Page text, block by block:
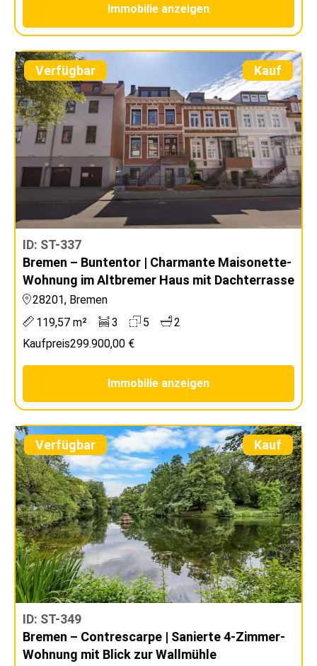
Immobilie anzeigen
Verfügbar Kauf
ID: ST-337
Bremen – Buntentor | Charmante Maisonette-
Wohnung im Altbremer Haus mit Dachterrasse
28201, Bremen
119,57 m²
3 5
2
Kaufpreis299.900,00 €
Immobilie anzeigen
Verfügbar Kauf
ID: ST-349
Bremen – Contrescarpe | Sanierte 4-Zimmer-
Wohnung mit Blick zur Wallmühle